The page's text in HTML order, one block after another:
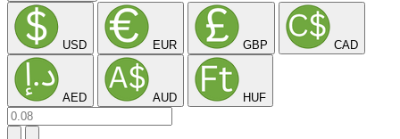
USD EUR GBP CAD
AED AUD HUF